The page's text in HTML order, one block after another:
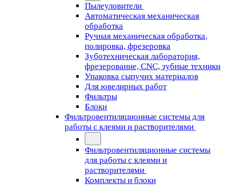
Пылеуловители
Автоматическая механическая
обработка
Ручная механическая обработка,
полировка, фрезеровка
Зуботехническая лаборатория,
фрезерование, CNC, зубные техники
Упаковка сыпучих материалов
Для ювелирных работ
Фильтры
Блоки
Фильтровентиляционные системы для
работы с клеями и растворителями
Фильтровентиляционные системы
для работы с клеями и
растворителями
Комплекты и блоки